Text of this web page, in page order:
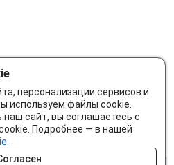
персонализации сервисов и
используем файлы cookie.
сайт, вы соглашаетесь с
Подробнее — в нашей